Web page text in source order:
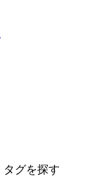
タグを探す